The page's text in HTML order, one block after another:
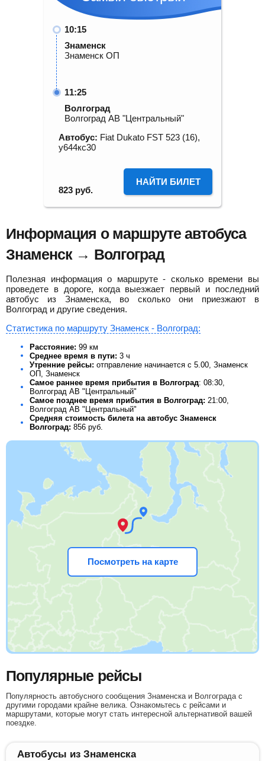
10:15
Знаменск
Знаменск ОП
11:25
Волгоград
Волгоград АВ "Центральный"
Автобус: Fiat Dukato FST 523 (16),
у644кс30
823 руб.
НАЙТИ БИЛЕТ
Информация о маршруте автобуса
Знаменск → Волгоград
Полезная информация о маршруте - сколько времени вы
проведете в дороге, когда выезжает первый и последний
автобус из Знаменска, во сколько они приезжают в
Волгоград и другие сведения.
Статистика по маршруту Знаменск - Волгоград:
Расстояние: 99 км
Среднее время в пути: 3 ч
Утренние рейсы: отправление начинается с 5.00, Знаменск
ОП, Знаменск
Самое раннее время прибытия в Волгоград: 08:30,
Волгоград АВ "Центральный"
Самое позднее время прибытия в Волгоград: 21:00,
Волгоград АВ "Центральный"
Средняя стоимость билета на автобус Знаменск
Волгоград: 856 руб.
Посмотреть на карте
Популярные рейсы
Популярность автобусного сообщения Знаменска и Волгограда с
другими городами крайне велика. Ознакомьтесь с рейсами и
маршрутами, которые могут стать интересной альтернативой вашей
поездке.
Автобусы из Знаменска